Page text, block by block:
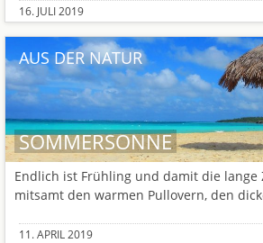
16. JULI 2019
SOMMERSONNE
AUS DER NATUR
Endlich ist Frühling und damit die lange
mitsamt den warmen Pullovern, den
11. APRIL 2019